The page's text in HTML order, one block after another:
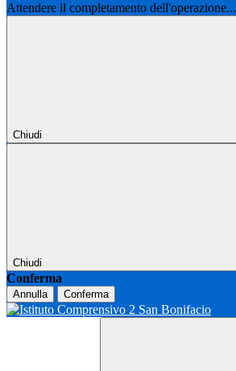
Attendere il completamento dell'operazione...
Chiudi
Chiudi
Conferma
Annulla Conferma